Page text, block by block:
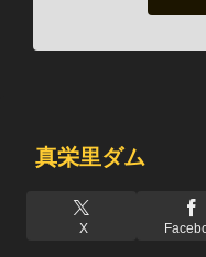
真栄里ダム
X